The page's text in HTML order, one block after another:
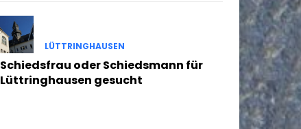
LÜTTRINGHAUSEN
Schiedsfrau oder Schiedsmann für
Lüttringhausen gesucht